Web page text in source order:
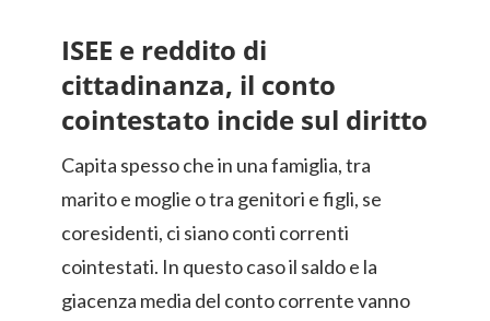
ISEE e reddito di
cittadinanza, il conto
cointestato incide sul diritto
Capita spesso che in una famiglia, tra
marito e moglie o tra genitori e figli, se
coresidenti, ci siano conti correnti
cointestati. In questo caso il saldo e la
giacenza media del conto corrente vanno